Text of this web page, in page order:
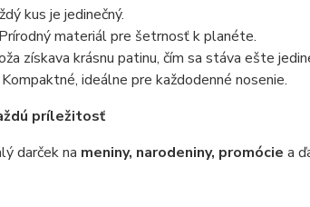
kus je jedinečný.
materiál pre šetrnosť k planéte.
získava krásnu patinu, čím sa stáva ešte
ideálne pre každodenné nosenie.
príležitosť
darček na meniny, narodeniny, promócie a